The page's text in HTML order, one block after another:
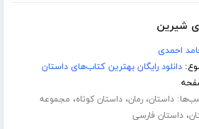
شیرین
احمدی
دانلود رایگان بهترین کتاب‌های داستان
داستان،رمان،داستان کوتاه، مجموعه
،داستان فارسی